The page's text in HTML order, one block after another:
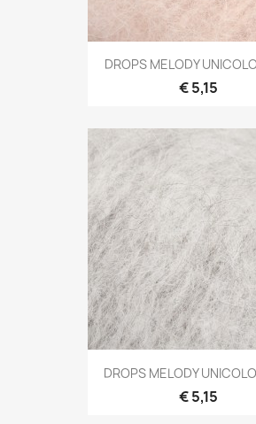
DROPS MELODY
€ 5,15
DROPS MELODY
€ 5,15